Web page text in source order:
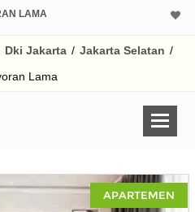
LAMA
Dki Jakarta / Jakarta Selatan /
Lama
APARTEMEN